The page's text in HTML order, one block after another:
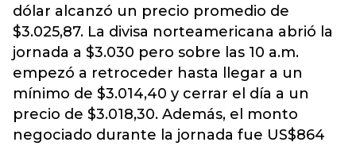
dólar alcanzó un precio promedio de
$3.025,87. La divisa norteamericana abrió la
jornada a $3.030 pero sobre las 10 a.m.
empezó a retroceder hasta llegar a un
mínimo de $3.014,40 y cerrar el día a un
precio de $3.018,30. Además, el monto
negociado durante la jornada fue US$864